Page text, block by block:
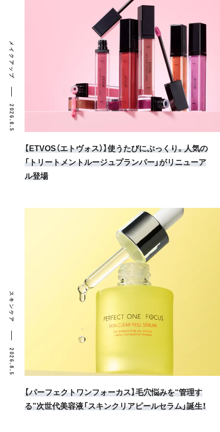
メイクアップ
2026.8.5
【ETVOS（エトヴォス）】使うたびにぷっくり。人気の
「トリートメントルージュプランパー」がリニューア
ル登場
スキンケア
2026.8.5
【パーフェクトワンフォーカス】毛穴悩みを“管理す
る”次世代美容液「スキンクリアピールセラム」誕生！